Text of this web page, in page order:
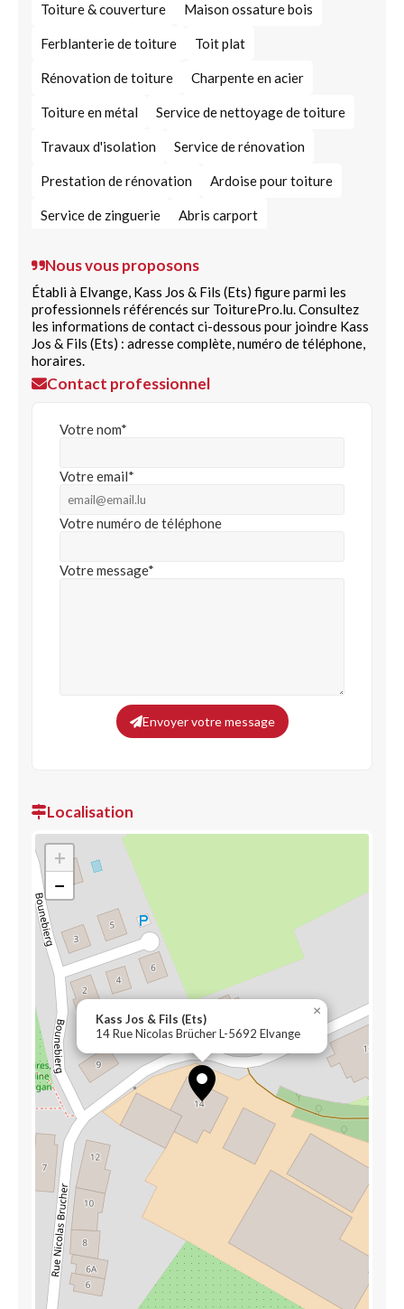
Toiture & couverture Maison ossature bois
Ferblanterie de toiture Toit plat
Rénovation de toiture Charpente en acier
Toiture en métal Service de nettoyage de toiture
Travaux d'isolation Service de rénovation
Prestation de rénovation Ardoise pour toiture
Service de zinguerie Abris carport
Nous vous proposons
Établi à Elvange, Kass Jos & Fils (Ets) figure parmi les
professionnels référencés sur ToiturePro.lu. Consultez
les informations de contact ci-dessous pour joindre Kass
Jos & Fils (Ets) : adresse complète, numéro de téléphone,
horaires.
Contact professionnel
Votre nom*
Votre email*
Votre numéro de téléphone
Votre message*
Envoyer votre message
Localisation
Kass Jos & Fils (Ets)
14 Rue Nicolas Brücher L-5692 Elvange
×
+
−